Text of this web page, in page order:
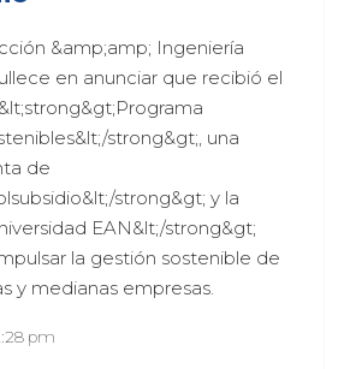
&amp;amp; Ingeniería
en anunciar que recibió el
strong&gt;, una
de
strong&gt; y la
EAN&lt;/strong&gt;
la gestión sostenible de
y medianas empresas.
pm